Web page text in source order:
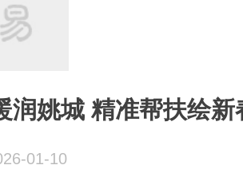
润姚城 精准帮扶绘新
01-10